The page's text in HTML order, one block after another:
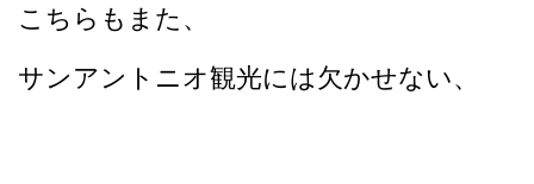
こちらもまた、
サンアントニオ観光には欠かせない、